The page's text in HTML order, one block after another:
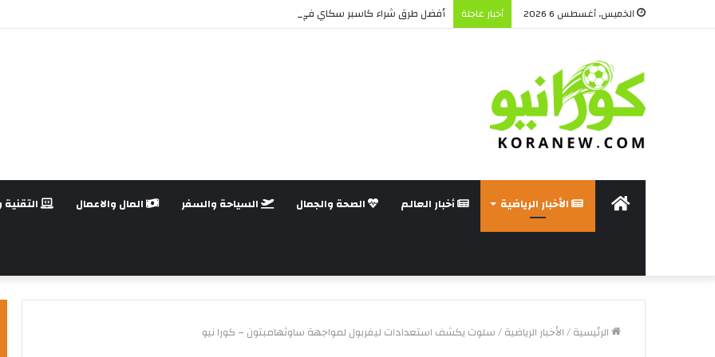
الخميس, أغسطس 6 2026 أخبار عاجلة أفضل طرق شراء كاسبر سكاي في السعودية بأمان
الرئيسة الأخبار الرياضية أخبار العالم الصحة والجمال السياحة والسفر المال والاعمال التقنية
الرئيسية/الأخبار الرياضية/سلوت يكشف استعدادات ليفربول لمواجهة ساوثهامبتون – كورا نيو